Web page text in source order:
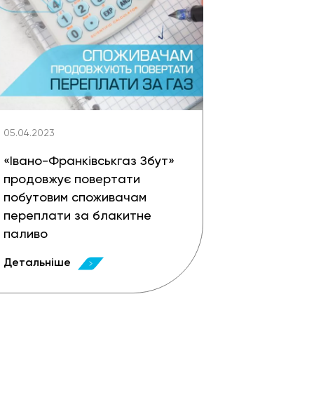
05.04.2023
«Івано-Франківськгаз Збут»
продовжує повертати
побутовим споживачам
переплати за блакитне
паливо
Детальніше